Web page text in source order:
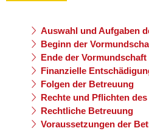
Auswahl und Aufgaben
Beginn der
Ende der Vormundschaft
Finanzielle
Folgen der Betreuung
Rechte und Pflichten
Rechtliche Betreuung
Voraussetzungen der